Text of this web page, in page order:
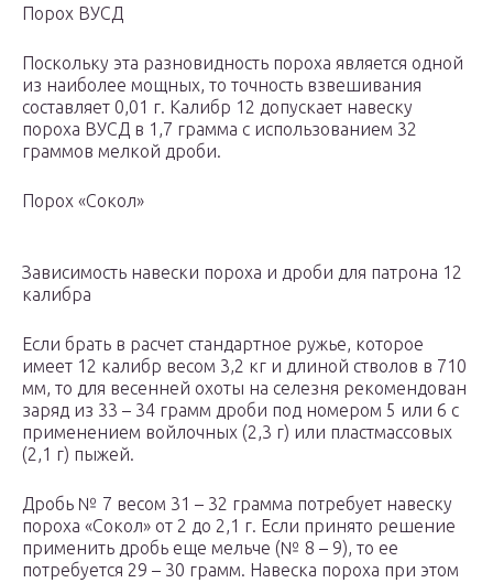
Порох ВУСД
Поскольку эта разновидность пороха является одной
из наиболее мощных, то точность взвешивания
составляет 0,01 г. Калибр 12 допускает навеску
пороха ВУСД в 1,7 грамма с использованием 32
граммов мелкой дроби.
Порох «Сокол»
Зависимость навески пороха и дроби для патрона 12
калибра
Если брать в расчет стандартное ружье, которое
имеет 12 калибр весом 3,2 кг и длиной стволов в 710
мм, то для весенней охоты на селезня рекомендован
заряд из 33 – 34 грамм дроби под номером 5 или 6 с
применением войлочных (2,3 г) или пластмассовых
(2,1 г) пыжей.
Дробь № 7 весом 31 – 32 грамма потребует навеску
пороха «Сокол» от 2 до 2,1 г. Если принято решение
применить дробь еще мельче (№ 8 – 9), то ее
потребуется 29 – 30 грамм. Навеска пороха при этом